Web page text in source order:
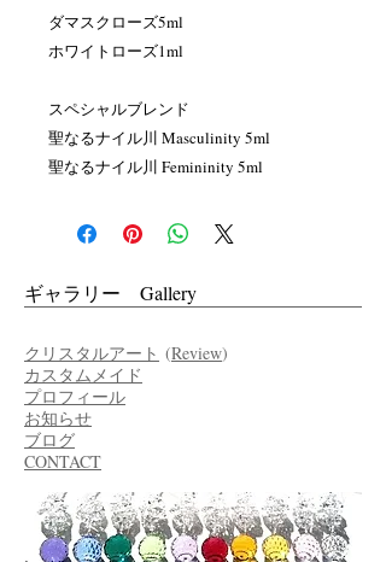
ダマスクローズ5ml
ホワイトローズ1ml
スペシャルブレンド
聖なるナイル川 Masculinity 5ml
聖なるナイル川 Femininity 5ml
ギャラリー Gallery
クリスタルアート (Review)
カスタムメイド
プロフィール
お知らせ
ブログ
CONTACT